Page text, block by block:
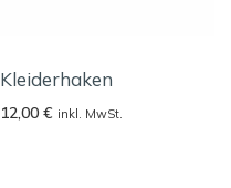
Kleiderhaken
12,00 € inkl. MwSt.